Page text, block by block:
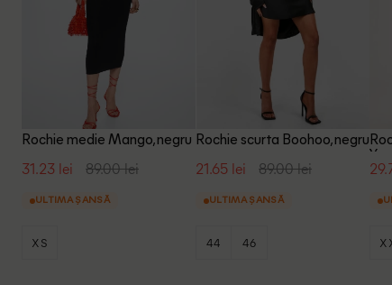
Rochie medie Mango, negru
31.23 lei 89.00 lei
ULTIMA ȘANSĂ
XS
Rochie scurta Boohoo, negru
21.65 lei 89.00 lei
ULTIMA ȘANSĂ
44 46